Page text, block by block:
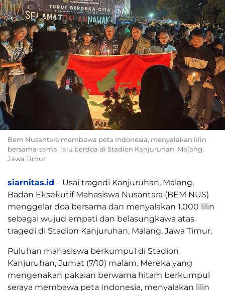
Bem Nusantara membawa peta Indonesia, menyalakan lilin
bersama-sama, lalu berdoa di Stadion Kanjuruhan, Malang,
Jawa Timur
siarnitas.id – Usai tragedi Kanjuruhan, Malang,
Badan Eksekutif Mahasiswa Nusantara (BEM NUS)
menggelar doa bersama dan menyalakan 1.000 lilin
sebagai wujud empati dan belasungkawa atas
tragedi di Stadion Kanjuruhan, Malang, Jawa Timur.
Puluhan mahasiswa berkumpul di Stadion
Kanjuruhan, Jumat (7/10) malam. Mereka yang
mengenakan pakaian berwarna hitam berkumpul
seraya membawa peta Indonesia, menyalakan lilin